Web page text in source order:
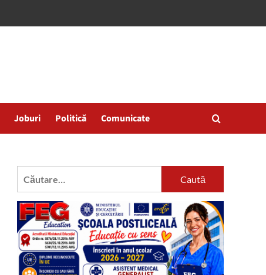
Joburi Politică Comunicate
Caută